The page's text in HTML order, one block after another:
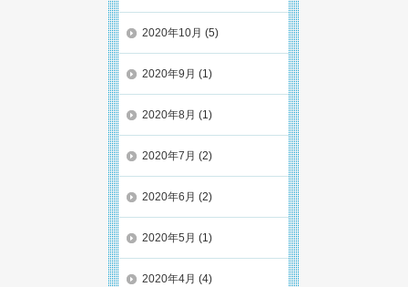
2020年10月 (5)
2020年9月 (1)
2020年8月 (1)
2020年7月 (2)
2020年6月 (2)
2020年5月 (1)
2020年4月 (4)